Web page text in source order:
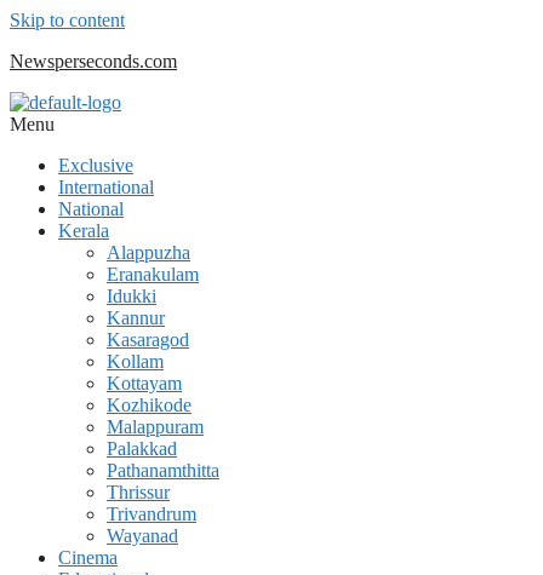
Skip to content
Newsperseconds.com
Menu
Exclusive
International
National
Kerala
Alappuzha
Eranakulam
Idukki
Kannur
Kasaragod
Kollam
Kottayam
Kozhikode
Malappuram
Palakkad
Pathanamthitta
Thrissur
Trivandrum
Wayanad
Cinema